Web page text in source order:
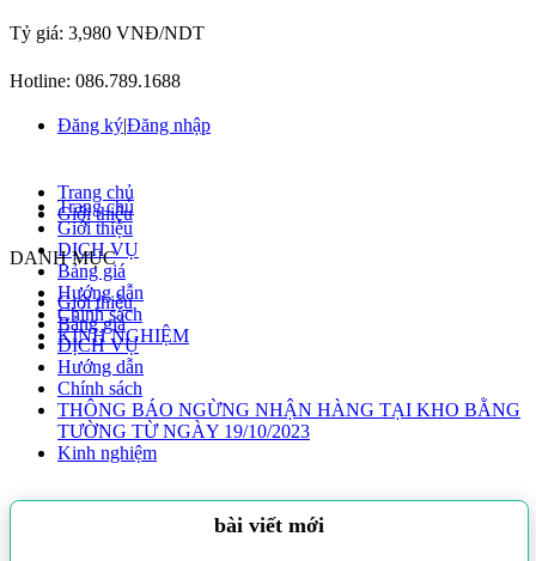
Tỷ giá: 3,980 VNĐ/NDT
Hotline: 086.789.1688
Đăng ký|Đăng nhập
Trang chủ
Giới thiệu
DỊCH VỤ
Bảng giá
Hướng dẫn
Chính sách
KINH NGHIỆM
Trang chủ
Giới thiệu
DANH MỤC
Giới thiệu
Bảng giá
DỊCH VỤ
Hướng dẫn
Chính sách
THÔNG BÁO NGỪNG NHẬN HÀNG TẠI KHO BẰNG
TƯỜNG TỪ NGÀY 19/10/2023
Kinh nghiệm
bài viết mới